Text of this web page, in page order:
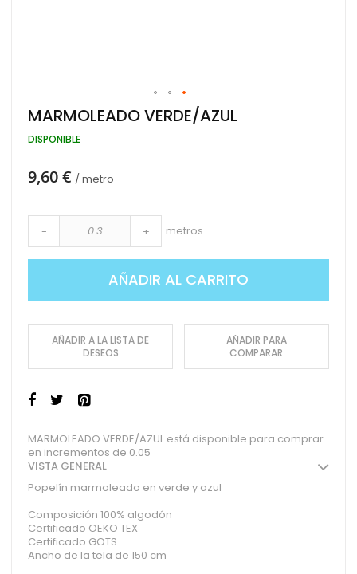
Saltar
al
comienzo
galería
MARMOLEADO VERDE/AZUL
DISPONIBLE
9,60 € / metro
- + metros
AÑADIR AL CARRITO
AÑADIR A LA LISTA DE
DESEOS
AÑADIR PARA
COMPARAR
MARMOLEADO VERDE/AZUL está disponible para comprar
en incrementos de 0.05
VISTA GENERAL
Popelín marmoleado en verde y azul
Composición 100% algodón
Certificado OEKO TEX
Certificado GOTS
Ancho de la tela de 150 cm